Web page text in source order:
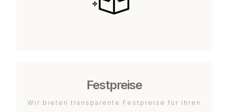
Festpreise
Wir bieten transparente Festpreise für Ihren